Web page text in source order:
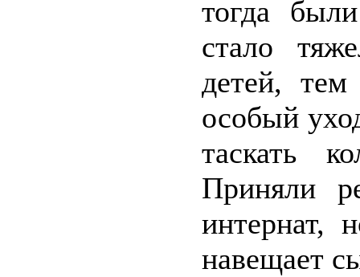
тогда
стало
детей, тем
особый
таскать
Приняли
интернат,
навещает